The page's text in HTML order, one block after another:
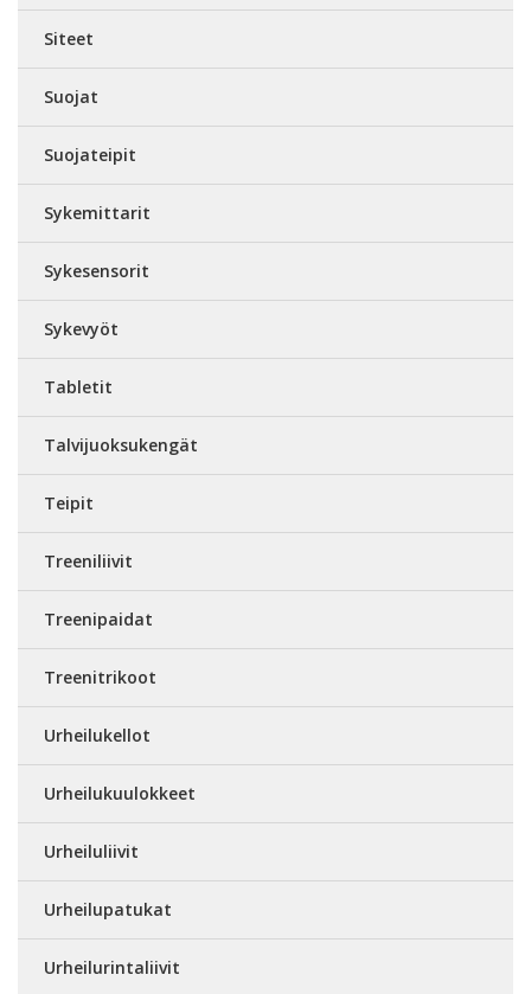
Siteet
Suojat
Suojateipit
Sykemittarit
Sykesensorit
Sykevyöt
Tabletit
Talvijuoksukengät
Teipit
Treeniliivit
Treenipaidat
Treenitrikoot
Urheilukellot
Urheilukuulokkeet
Urheiluliivit
Urheilupatukat
Urheilurintaliivit